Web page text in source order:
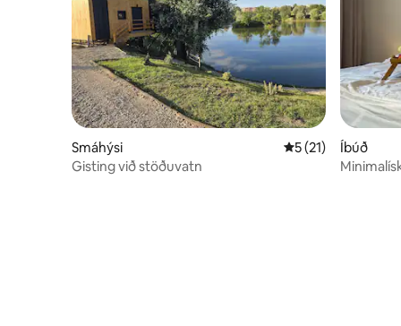
Smáhýsi 5 af 5 í
5 (21)
Gisting við stöðuvatn
Íbúð